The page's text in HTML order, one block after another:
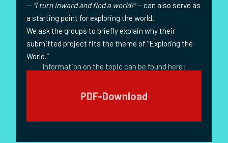
— “I turn inward and find a world!”— can also serve as
a starting point for exploring the world.
We ask the groups to briefly explain why their
submitted project fits the theme of “Exploring the
World.”
Information on the topic can be found here:
PDF-Download